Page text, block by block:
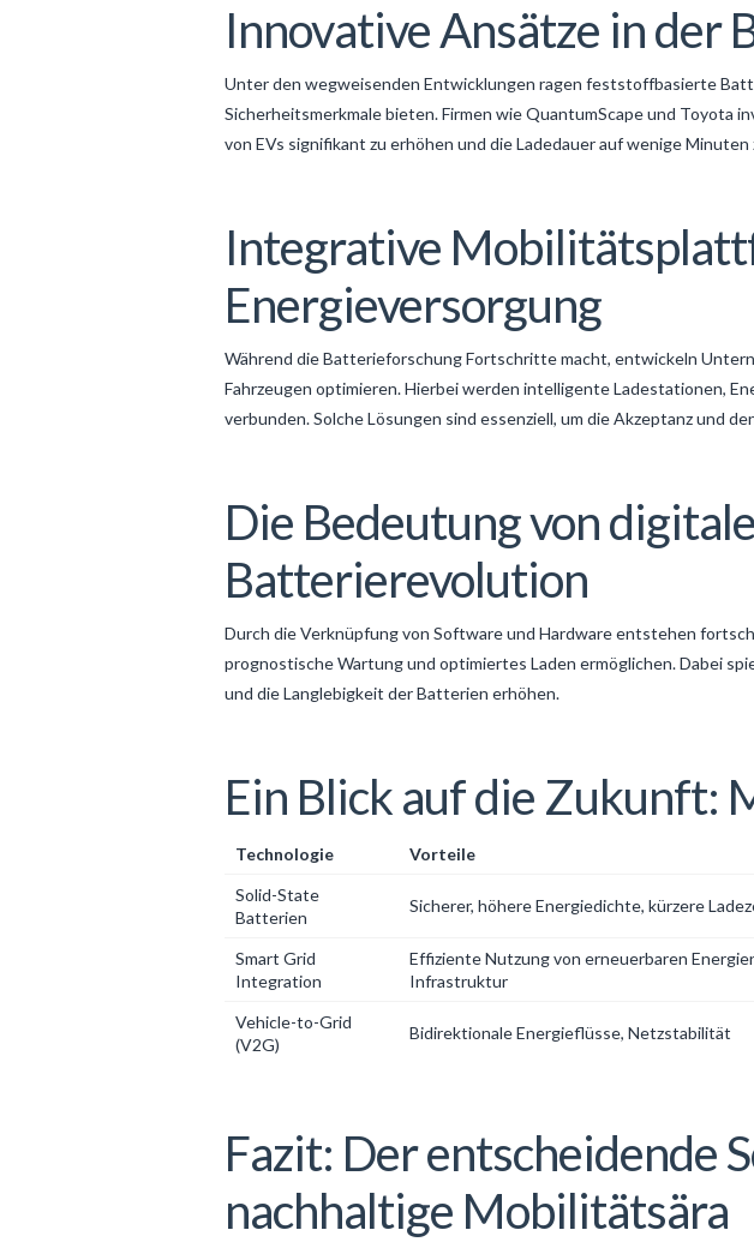
Innovative Ansätze in der
Unter den wegweisenden Entwicklungen ragen feststoffbasierte
Sicherheitsmerkmale bieten. Firmen wie QuantumScape und Toyota
von EVs signifikant zu erhöhen und die Ladedauer auf wenige Minuten
Integrative
Energieversorgung
Während die Batterieforschung Fortschritte macht, entwickeln
Fahrzeugen optimieren. Hierbei werden intelligente Ladestationen,
verbunden. Solche Lösungen sind essenziell, um die Akzeptanz und
Die Bedeutung von
Batterierevolution
Durch die Verknüpfung von Software und Hardware entstehen
prognostische Wartung und optimiertes Laden ermöglichen. Dabei
und die Langlebigkeit der Batterien erhöhen.
Ein Blick auf die Zukunft:
Technologie Vorteile
Solid-State
Batterien
Sicherer, höhere Energiedichte, kürzere
Smart Grid
Integration
Effiziente Nutzung von erneuerbaren
Infrastruktur
Vehicle-to-Grid
(V2G)
Bidirektionale Energieflüsse, Netzstabilität
Fazit: Der entscheidende
nachhaltige Mobilitätsära